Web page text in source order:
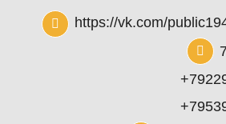
https://vk.com/